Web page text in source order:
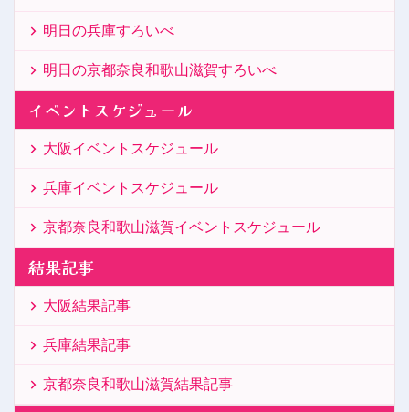
明日の兵庫すろいべ
明日の京都奈良和歌山滋賀すろいべ
イベントスケジュール
大阪イベントスケジュール
兵庫イベントスケジュール
京都奈良和歌山滋賀イベントスケジュール
結果記事
大阪結果記事
兵庫結果記事
京都奈良和歌山滋賀結果記事